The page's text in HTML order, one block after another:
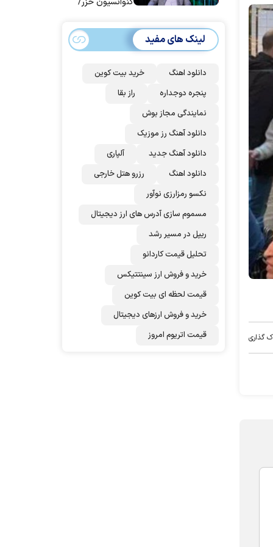
گذاری
می‌شود؟!
لینک های مفید
دانلود اهنگ
خرید بیت کوین
پنجره دوجداره
راز بقا
نمایندگی مجاز بوش
دانلود آهنگ رز‌ موزیک
دانلود آهنگ جدید
آلپاری
دانلود اهنگ
رزرو هتل خارجی
نکسو رمزارزی نوآور
مسموم سازی آدرس های ارز دیجیتال
ریپل در مسیر رشد
تحلیل قیمت کاردانو
خرید و فروش ارز سینتتیکس
قیمت لحظه ای بیت کوین
خرید و فروش ارزهای دیجیتال
قیمت اتریوم امروز